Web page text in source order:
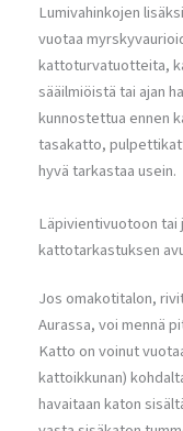
Lumivahinkojen
vuotaa
kattoturvatuotteita,
sääilmiöistä tai ajan
kunnostettua ennen
tasakatto,
hyvä tarkastaa usein.
Läpivientivuotoon tai
kattotarkastuksen
Jos omakotitalon,
Aurassa, voi mennä
Katto on voinut
kattoikkunan)
havaitaan katon